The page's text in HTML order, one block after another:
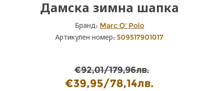
Дамска зимна шапка
Бранд: Marc O' Polo
Артикулен номер: 509517901017
€92,01/179,96лв.
€39,95/78,14лв.